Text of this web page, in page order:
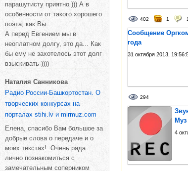
парашутисту приятно ))) А в
особенности от такого хорошего
поэта, как Вы.
А перед Евгением мы в
неоплатном долгу, это да... Как
бы ему не захотелось этот долг
взыскивать ))))
Наталия Санникова
Радио России-Башкортостан. О
творческих конкурсах на
порталах stihi.lv и mirmuz.com
Елена, спасибо Вам большое за
добрые слова о передаче и о
моих текстах! Очень рада
лично познакомиться с
замечательным соперником
402 1
Сообщение
года
31 октября 2013,
294
Муз
4